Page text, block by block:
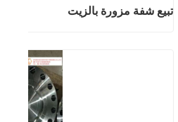
تبيع شفة مزورة بالزيت